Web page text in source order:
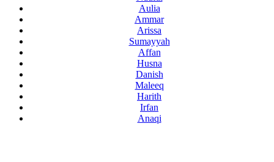
Aulia
Ammar
Arissa
Sumayyah
Affan
Husna
Danish
Maleeq
Harith
Irfan
Anaqi